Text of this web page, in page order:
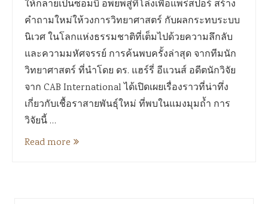
ให้กลายเป็นซอมบี้ อพยพสู่ที่โล่งเพื่อแพร่สปอร์ สร้าง
คำถามใหม่ให้วงการวิทยาศาสตร์ กับผลกระทบระบบ
นิเวศ ในโลกแห่งธรรมชาติที่เต็มไปด้วยความลึกลับ
และความมหัศจรรย์ การค้นพบครั้งล่าสุด จากทีมนัก
วิทยาศาสตร์ ที่นำโดย ดร. แฮร์รี่ อีแวนส์ อดีตนักวิจัย
จาก CAB International ได้เปิดเผยเรื่องราวที่น่าทึ่ง
เกี่ยวกับเชื้อราสายพันธุ์ใหม่ ที่พบในแมงมุมถ้ำ การ
วิจัยนี้ …
Read more